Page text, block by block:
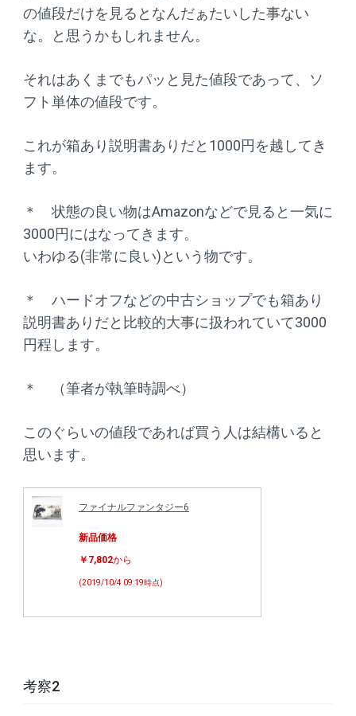
の値段だけを見るとなんだぁたいした事ない
な。と思うかもしれません。
それはあくまでもパッと見た値段であって、ソ
フト単体の値段です。
これが箱あり説明書ありだと1000円を越してき
ます。
＊ 状態の良い物はAmazonなどで見ると一気に
3000円にはなってきます。
いわゆる(非常に良い)という物です。
＊ ハードオフなどの中古ショップでも箱あり
説明書ありだと比較的大事に扱われていて3000
円程します。
＊ （筆者が執筆時調べ）
このぐらいの値段であれば買う人は結構いると
思います。
ファイナルファンタジー6
新品価格
￥7,802から
(2019/10/4 09:19時点)
考察2